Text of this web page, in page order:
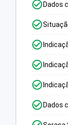
Dados
Dados